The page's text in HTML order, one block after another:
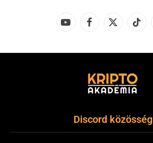
YouTubeFacebook
X
TikTok
Discord közösség